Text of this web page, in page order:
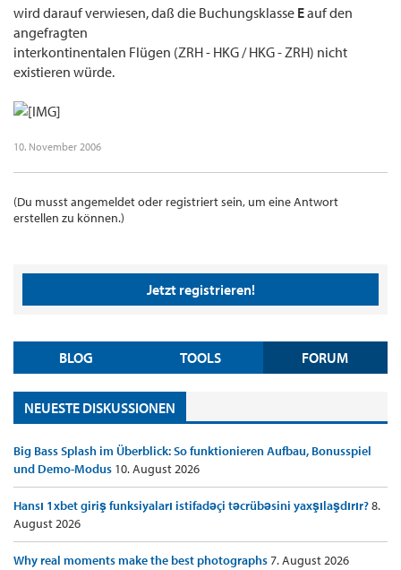
wird darauf verwiesen, daß die Buchungsklasse Eauf den
angefragten
interkontinentalen Flügen (ZRH - HKG / HKG - ZRH) nicht
existieren würde.
10. November 2006
(Du musst angemeldet oder registriert sein, um eine Antwort
erstellen zu können.)
Jetzt registrieren!
BLOG TOOLS FORUM
NEUESTE DISKUSSIONEN
Big Bass Splash im Überblick: So funktionieren Aufbau, Bonusspiel
und Demo-Modus 10. August 2026
Hansı 1xbet giriş funksiyaları istifadəçi təcrübəsini yaxşılaşdırır?8.
August 2026
Why real moments make the best photographs7. August 2026